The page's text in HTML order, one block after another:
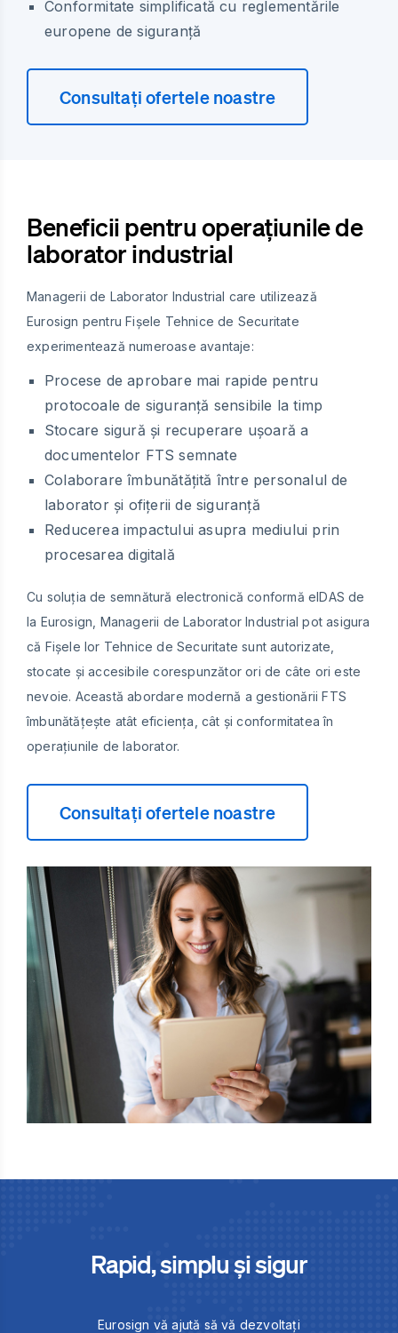
Conformitate simplificată cu reglementările
europene de siguranță
Consultați ofertele noastre
Beneficii pentru operațiunile de
laborator industrial
Managerii de Laborator Industrial care utilizează
Eurosign pentru Fișele Tehnice de Securitate
experimentează numeroase avantaje:
Procese de aprobare mai rapide pentru
protocoale de siguranță sensibile la timp
Stocare sigură și recuperare ușoară a
documentelor FTS semnate
Colaborare îmbunătățită între personalul de
laborator și ofițerii de siguranță
Reducerea impactului asupra mediului prin
procesarea digitală
Cu soluția de semnătură electronică conformă eIDAS de
la Eurosign, Managerii de Laborator Industrial pot asigura
că Fișele lor Tehnice de Securitate sunt autorizate,
stocate și accesibile corespunzător ori de câte ori este
nevoie. Această abordare modernă a gestionării FTS
îmbunătățește atât eficiența, cât și conformitatea în
operațiunile de laborator.
Consultați ofertele noastre
Rapid, simplu și sigur
Eurosign vă ajută să vă dezvoltați